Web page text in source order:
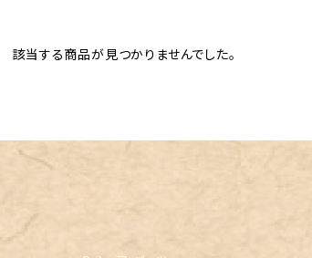
該当する商品が見つかりませんでした。